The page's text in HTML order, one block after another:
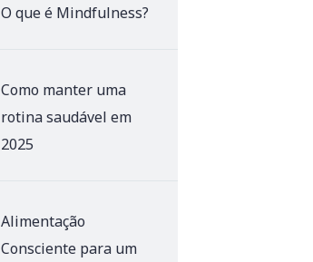
O que é Mindfulness?
Como manter uma
rotina saudável em
2025
Alimentação
Consciente para um